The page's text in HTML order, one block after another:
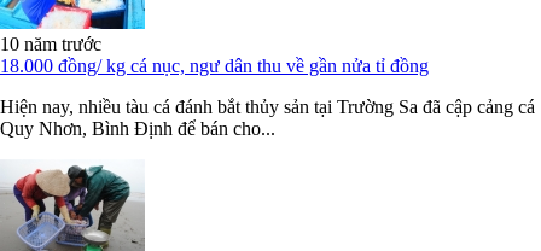
10 năm trước
18.000 đồng/ kg cá nục, ngư dân thu về gần nửa tỉ đồng
Hiện nay, nhiều tàu cá đánh bắt thủy sản tại Trường Sa đã cập cảng cá
Quy Nhơn, Bình Định để bán cho...